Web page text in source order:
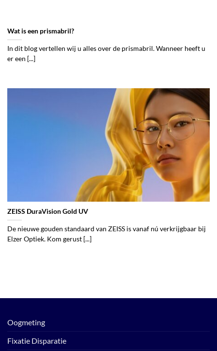
Wat is een prismabril?
In dit blog vertellen wij u alles over de prismabril. Wanneer heeft u
er een [...]
ZEISS DuraVision Gold UV
De nieuwe gouden standaard van ZEISS is vanaf nú verkrijgbaar bij
Elzer Optiek. Kom gerust [...]
Oogmeting
Fixatie Disparatie